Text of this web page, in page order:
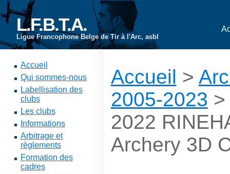
L.F.B.T.A.
Ligue Francophone Belge de Tir à l'Arc, asbl
Accueil
Qui sommes-nous
Labellisation des
clubs
Les clubs
Informations
Arbitrage et
règlements
Formation des
cadres
Accueil >
2005-2023
2022
Archery 3D